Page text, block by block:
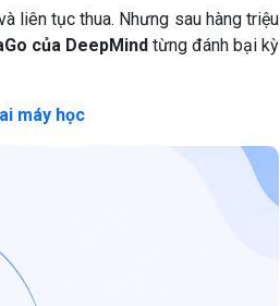
liên tục thua. Nhưng sau hàng triệu
của DeepMind từng đánh bại kỳ
máy học